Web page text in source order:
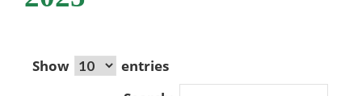
Show
entries